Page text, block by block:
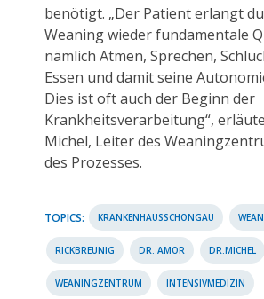
benötigt. „Der Patient erlangt
Weaning wieder fundamentale
nämlich Atmen, Sprechen,
Essen und damit seine
Dies ist oft auch der Beginn der
Krankheitsverarbeitung“,
Michel, Leiter des
des Prozesses.
TOPICS: KRANKENHAUSSCHONGAU
RICKBREUNIG DR. AMOR DR.MICHEL
WEANINGZENTRUM INTENSIVMEDIZIN